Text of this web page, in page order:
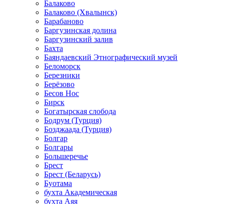
Балаково
Балаково (Хвалынск)
Барабаново
Баргузинская долина
Баргузинский залив
Бахта
Баяндаевский Этнографический музей
Беломорск
Березники
Берёзово
Бесов Нос
Бирск
Богатырская слобода
Бодрум (Турция)
Бозджаада (Турция)
Болгар
Болгары
Большеречье
Брест
Брест (Беларусь)
Буотама
бухта Академическая
бухта Аяя